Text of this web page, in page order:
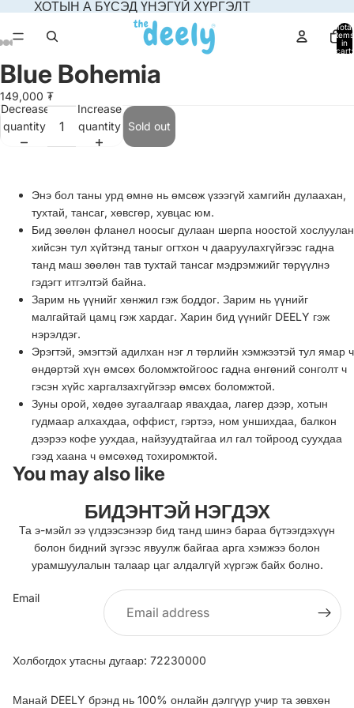
ХОТЫН А БҮСЭД ҮНЭГҮЙ ХҮРГЭЛТ
Total
items
in
cart:
Open
image
in
screen
Open
image
in
screen
Open
image
in
screen
Open
image
in
screen
Open
image
in
screen
Blue Bohemia
149,000 ₮
Decrease
quantity
Increase
quantity
Sold out
Энэ бол таны урд өмнө нь өмсөж үзээгүй хамгийн дулаахан,
тухтай, тансаг, хөвсгөр, хувцас юм.
Бид зөөлөн фланел ноосыг дулаан шерпа ноостой хослуулан
хийсэн тул хүйтэнд таныг огтхон ч дааруулахгүйгээс гадна
танд маш зөөлөн тав тухтай тансаг мэдрэмжийг төрүүлнэ
гэдэгт итгэлтэй байна.
Зарим нь үүнийг хөнжил гэж боддог. Зарим нь үүнийг
малгайтай цамц гэж хардаг. Харин бид үүнийг DEELY гэж
нэрэлдэг.
Эрэгтэй, эмэгтэй адилхан нэг л төрлийн хэмжээтэй тул ямар ч
өндөртэй хүн өмсөх боломжтойгоос гадна өнгөний сонголт ч
гэсэн хүйс харгалзахгүйгээр өмсөх боломжтой.
Зуны орой, хөдөө зугаалгаар явахдаа, лагер дээр, хотын
гудмаар алхахдаа, оффист, гэртээ, ном уншихдаа, балкон
дээрээ кофе уухдаа, найзуудтайгаа ил гал тойроод суухдаа
гээд хаана ч өмсөхөд тохиромжтой.
You may also like
БИДЭНТЭЙ НЭГДЭХ
Та э-мэйл ээ үлдээсэнээр бид танд шинэ бараа бүтээгдэхүүн
болон бидний зүгээс явуулж байгаа арга хэмжээ болон
урамшуулалын талаар цаг алдалгүй хүргэж байх болно.
Email
Холбогдох утасны дугаар: 72230000
Манай DEELY брэнд нь 100% онлайн дэлгүүр учир та зөвхөн